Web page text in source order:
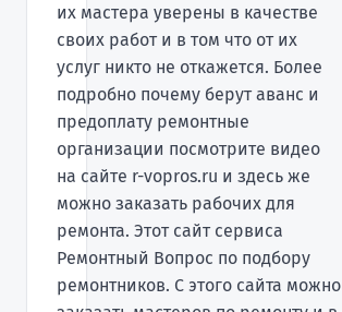
их мастера уверены в качестве
своих работ и в том что от их
услуг никто не откажется. Более
подробно почему берут аванс и
предоплату ремонтные
организации посмотрите видео
на сайте r-vopros.ru и здесь же
можно заказать рабочих для
ремонта. Этот сайт сервиса
Ремонтный Вопрос по подбору
ремонтников. С этого сайта можно